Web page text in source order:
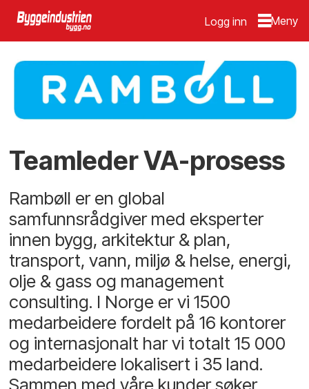
Logg inn
Teamleder VA-prosess
Rambøll er en global
samfunnsrådgiver med eksperter
innen bygg, arkitektur & plan,
transport, vann, miljø & helse, energi,
olje & gass og management
consulting. I Norge er vi 1500
medarbeidere fordelt på 16 kontorer
og internasjonalt har vi totalt 15 000
medarbeidere lokalisert i 35 land.
Sammen med våre kunder søker